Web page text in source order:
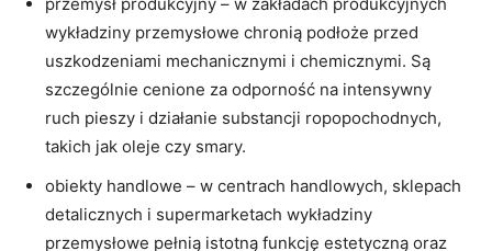
wykładziny przemysłowe chronią podłoże przed
uszkodzeniami mechanicznymi i chemicznymi. Są
szczególnie cenione za odporność na intensywny
ruch pieszy i działanie substancji ropopochodnych,
takich jak oleje czy smary.
obiekty handlowe – w centrach handlowych, sklepach
detalicznych i supermarketach wykładziny
przemysłowe pełnią istotną funkcję estetyczną oraz